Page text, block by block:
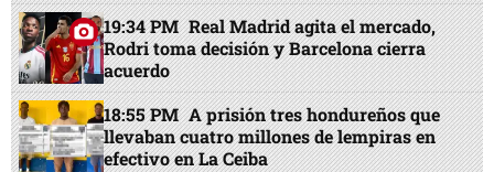
19:34 PM Real Madrid agita el mercado,
Rodri toma decisión y Barcelona cierra
acuerdo
18:55 PM A prisión tres hondureños que
llevaban cuatro millones de lempiras en
efectivo en La Ceiba